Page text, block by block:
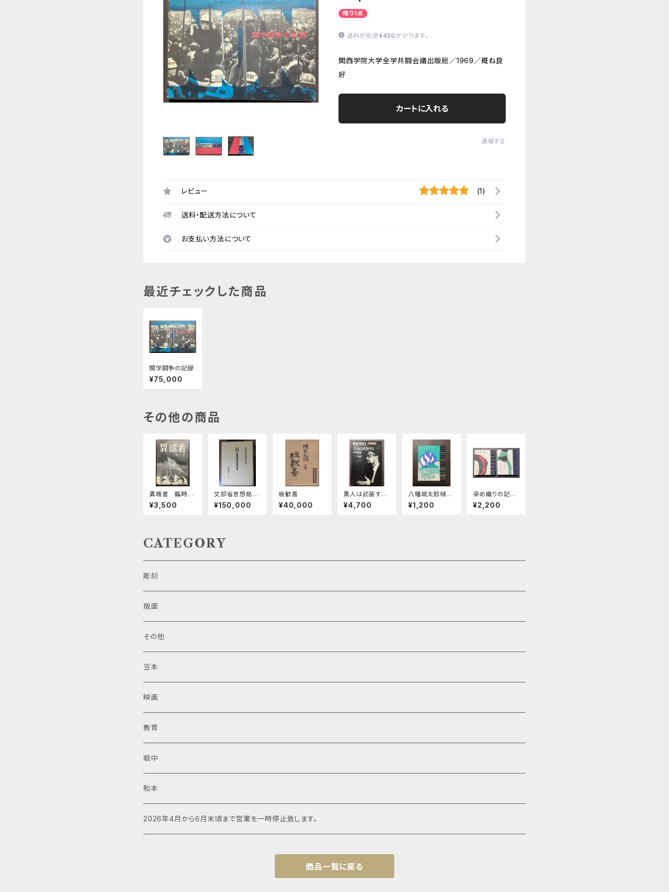
残り1点
送料が別途 ¥430 かかります。
関西学院大学全学共闘会議出版局／1969／概ね良
好
カートに入れる
通報する
レビュー (1)
送料・配送方法について
お支払い方法について
最近チェックした商品
関学闘争の記録
¥75,000
その他の商品
異端者 臨時
号 徳島大学医
学部斗争中間総
¥3,500
文部省思想局
思想調査資料集
成 全28巻
¥150,000
板歓喜
¥40,000
黒人は武装す
る MALCOLM
X SPEAKS
¥4,700
八幡城太郎植物
句鈔 緑の笛豆
本 第31期第12
¥1,200
染め織りの記
上下巻揃 緑の
笛豆本第32期第
¥2,200
CATEGORY
彫刻
版画
その他
豆本
映画
教育
戦中
和本
2026年4月から6月末頃まで営業を一時停止致します。
商品一覧に戻る